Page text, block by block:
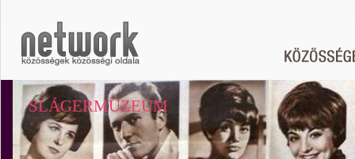
SLÁGERMÚZEUM